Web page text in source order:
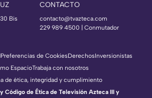
Bis
CONTACTO
contacto@tvazteca.com
229 989 4500 | Conmutador
Preferencias de CookiesDerechosInversionistas
EspacioTrabaja con nosotros
de ética, integridad y cumplimiento
Código de Ética de Televisión Azteca III y